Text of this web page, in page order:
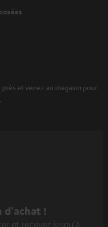
et venez au magasin pour
d'achat !
et recevez jusqu'à